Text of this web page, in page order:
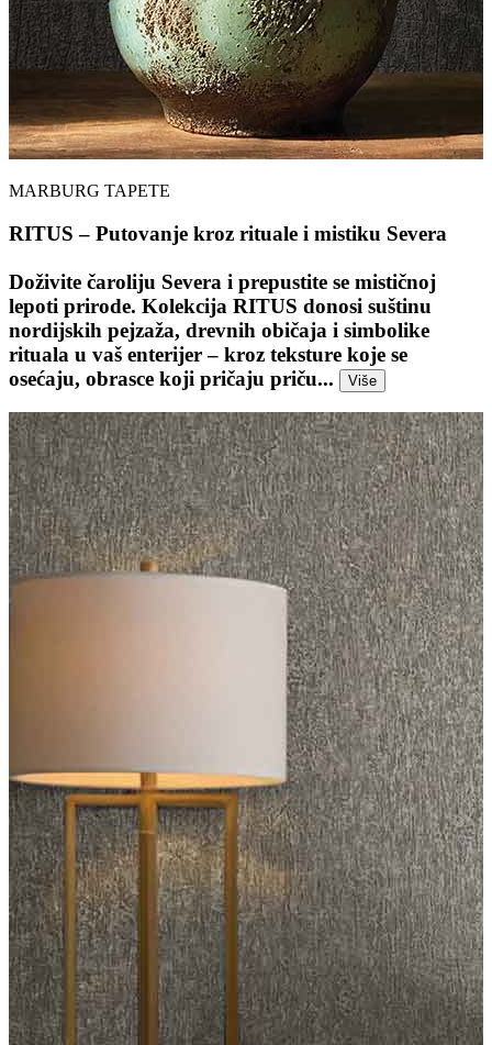
MARBURG TAPETE
RITUS – Putovanje kroz rituale i mistiku Severa
Doživite čaroliju Severa i prepustite se mističnoj
lepoti prirode. Kolekcija RITUS donosi suštinu
nordijskih pejzaža, drevnih običaja i simbolike
rituala u vaš enterijer – kroz teksture koje se
osećaju, obrasce koji pričaju priču...
Više